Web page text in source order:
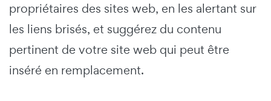
propriétaires des sites web, en les alertant sur
les liens brisés, et suggérez du contenu
pertinent de votre site web qui peut être
inséré en remplacement.